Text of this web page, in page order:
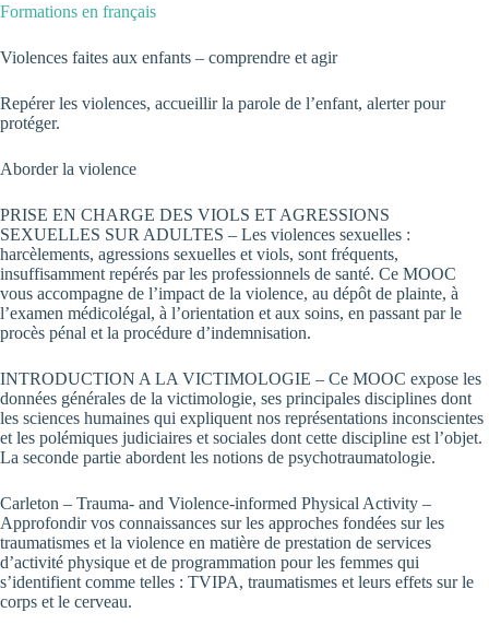
Formations en français
Violences faites aux enfants – comprendre et agir
Repérer les violences, accueillir la parole de l’enfant, alerter pour
protéger.
Aborder la violence
PRISE EN CHARGE DES VIOLS ET AGRESSIONS
SEXUELLES SUR ADULTES – Les violences sexuelles :
harcèlements, agressions sexuelles et viols, sont fréquents,
insuffisamment repérés par les professionnels de santé. Ce MOOC
vous accompagne de l’impact de la violence, au dépôt de plainte, à
l’examen médicolégal, à l’orientation et aux soins, en passant par le
procès pénal et la procédure d’indemnisation.
INTRODUCTION A LA VICTIMOLOGIE – Ce MOOC expose les
données générales de la victimologie, ses principales disciplines dont
les sciences humaines qui expliquent nos représentations inconscientes
et les polémiques judiciaires et sociales dont cette discipline est l’objet.
La seconde partie abordent les notions de psychotraumatologie.
Carleton – Trauma- and Violence-informed Physical Activity –
Approfondir vos connaissances sur les approches fondées sur les
traumatismes et la violence en matière de prestation de services
d’activité physique et de programmation pour les femmes qui
s’identifient comme telles : TVIPA, traumatismes et leurs effets sur le
corps et le cerveau.